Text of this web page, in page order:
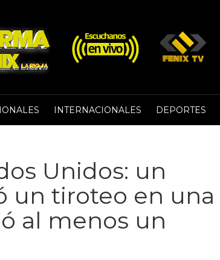
INTERNACIONALES DEPORTES
Unidos: un
un tiroteo en una
al menos un